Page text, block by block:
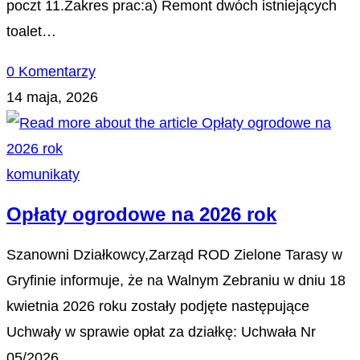
poczt 11.Zakres prac:a) Remont dwóch istniejących
toalet…
0 Komentarzy
14 maja, 2026
komunikaty
Opłaty ogrodowe na 2026 rok
Szanowni Działkowcy,Zarząd ROD Zielone Tarasy w
Gryfinie informuje, że na Walnym Zebraniu w dniu 18
kwietnia 2026 roku zostały podjęte następujące
Uchwały w sprawie opłat za działkę: Uchwała Nr